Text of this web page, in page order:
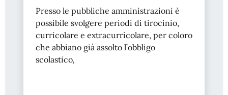
Presso le pubbliche amministrazioni è
possibile svolgere periodi di tirocinio,
curricolare e extracurricolare, per coloro
che abbiano già assolto l’obbligo
scolastico,